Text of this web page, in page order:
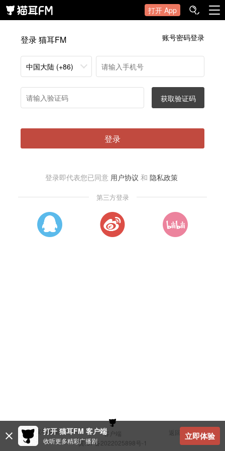
打开 App
登录 猫耳FM 账号密码登录
中国大陆 (+86)
获取验证码
登录
登录即代表您已同意 用户协议 和 隐私政策
第三方登录
建议与反馈 客户端
返回顶部
冀ICP备2022025898号-1
打开 猫耳FM 客户端
收听更多精彩广播剧 立即体验